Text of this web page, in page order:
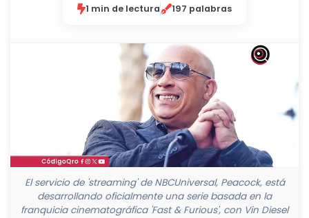
1 min de lectura 197 palabras
El servicio de 'streaming' de NBCUniversal, Peacock, está
desarrollando oficialmente una serie basada en la
franquicia cinematográfica 'Fast & Furious', con Vin Diesel